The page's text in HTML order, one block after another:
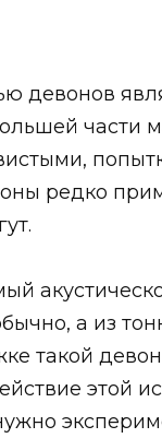
девонов
части
редко
а из
такой
этой